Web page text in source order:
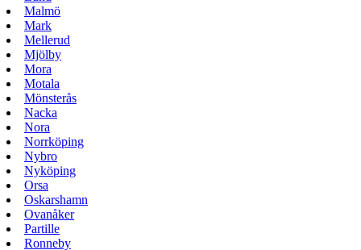
Malmö
Mark
Mellerud
Mjölby
Mora
Motala
Mönsterås
Nacka
Nora
Norrköping
Nybro
Nyköping
Orsa
Oskarshamn
Ovanåker
Partille
Ronneby